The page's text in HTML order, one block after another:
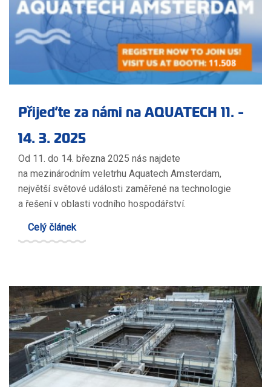
Přijeďte za námi na AQUATECH 11. -
14. 3. 2025
Od 11. do 14. března 2025 nás najdete
na mezinárodním veletrhu Aquatech Amsterdam,
největší světové události zaměřené na technologie
a řešení v oblasti vodního hospodářství.
Celý článek